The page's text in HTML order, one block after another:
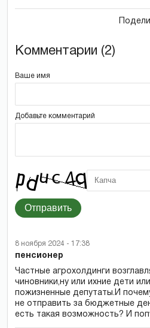
Комментарии (2)
Ваше имя
Добавьте комментарий
Отправить
8 ноября 2024 - 17:38
пенсионер
Частные агрохолдинги
чиновники,ну или ихние дети
пожизненные депутаты.И
не отправить за бюджетные
есть такая возможность? И